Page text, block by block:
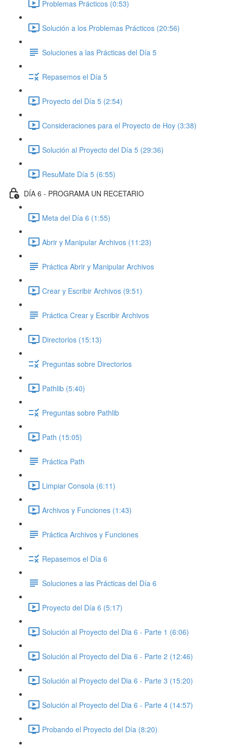
Problemas Prácticos (0:53)
Solución a los Problemas Prácticos (20:56)
Soluciones a las Prácticas del Día 5
Repasemos el Día 5
Proyecto del Día 5 (2:54)
Consideraciones para el Proyecto de Hoy (3:38)
Solución al Proyecto del Día 5 (29:36)
ResuMate Día 5 (6:55)
DÍA 6 - PROGRAMA UN RECETARIO
Meta del Día 6 (1:55)
Abrir y Manipular Archivos (11:23)
Práctica Abrir y Manipular Archivos
Crear y Escribir Archivos (9:51)
Práctica Crear y Escribir Archivos
Directorios (15:13)
Preguntas sobre Directorios
Pathlib (5:40)
Preguntas sobre Pathlib
Path (15:05)
Práctica Path
Limpiar Consola (6:11)
Archivos y Funciones (1:43)
Práctica Archivos y Funciones
Repasemos el Día 6
Soluciones a las Prácticas del Día 6
Proyecto del Día 6 (5:17)
Solución al Proyecto del Dia 6 - Parte 1 (6:06)
Solución al Proyecto del Dia 6 - Parte 2 (12:46)
Solución al Proyecto del Dia 6 - Parte 3 (15:20)
Solución al Proyecto del Dia 6 - Parte 4 (14:57)
Probando el Proyecto del Día (8:20)